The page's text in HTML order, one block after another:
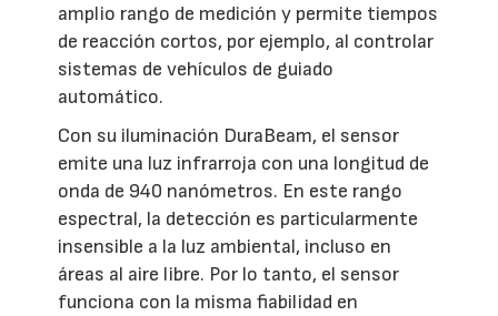
amplio rango de medición y permite tiempos
de reacción cortos, por ejemplo, al controlar
sistemas de vehículos de guiado
automático.
Con su iluminación DuraBeam, el sensor
emite una luz infrarroja con una longitud de
onda de 940 nanómetros. En este rango
espectral, la detección es particularmente
insensible a la luz ambiental, incluso en
áreas al aire libre. Por lo tanto, el sensor
funciona con la misma fiabilidad en